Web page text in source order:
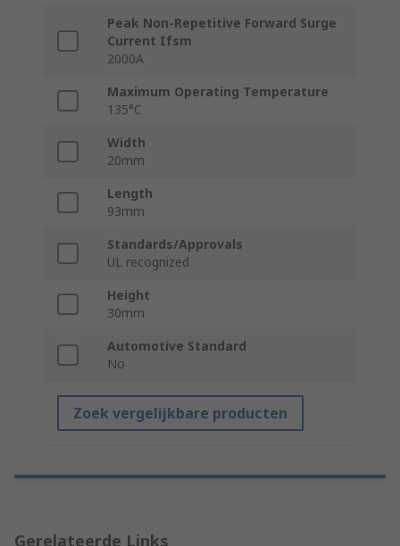
Peak Non-Repetitive Forward Surge
Current Ifsm
2000A
Maximum Operating Temperature
135°C
Width
20mm
Length
93mm
Standards/Approvals
UL recognized
Height
30mm
Automotive Standard
No
Zoek vergelijkbare producten
Gerelateerde Links